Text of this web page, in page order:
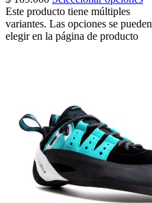
Este producto tiene múltiples
variantes. Las opciones se pueden
elegir en la página de producto